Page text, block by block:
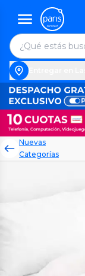
Nuevas
Categorías